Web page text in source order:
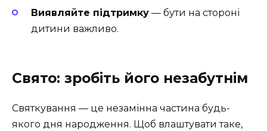
Виявляйте підтримку — бути на стороні
дитини важливо.
Свято: зробіть його незабутнім
Святкування — це незамінна частина будь-
якого дня народження. Щоб влаштувати таке,